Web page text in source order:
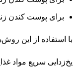
برای پوست کندن زنجبیل خشک،
با استفاده از این
یخ‌زدایی سریع مواد